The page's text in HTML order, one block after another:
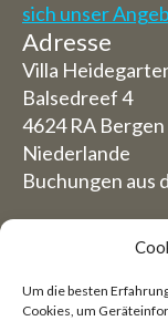
Um die besten
Cookies, um
sich unser
Adresse
Villa
Balsedreef 4
4624 RA
Niederlande
Buchungen aus
der